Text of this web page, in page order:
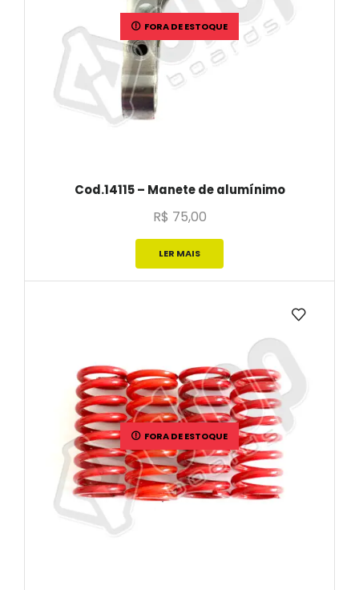
FORA DE ESTOQUE
Cod.14115 – Manete de alumínimo
R$ 75,00
LER MAIS
FORA DE ESTOQUE